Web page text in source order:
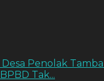
Penolak
Tak...